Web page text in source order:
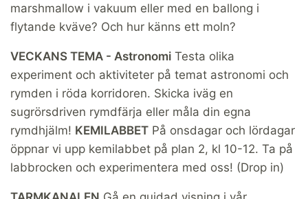
marshmallow i vakuum eller med en ballong i
flytande kväve? Och hur känns ett moln?
VECKANS TEMA - Astronomi Testa olika
experiment och aktiviteter på temat astronomi och
rymden i röda korridoren. Skicka iväg en
sugrörsdriven rymdfärja eller måla din egna
rymdhjälm! KEMILABBET På onsdagar och lördagar
öppnar vi upp kemilabbet på plan 2, kl 10-12. Ta på
labbrocken och experimentera med oss! (Drop in)